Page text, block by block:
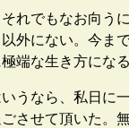
れでもなお向う
外にない。今ま
端な生き方になる
うなら、私日に
させて頂いた。